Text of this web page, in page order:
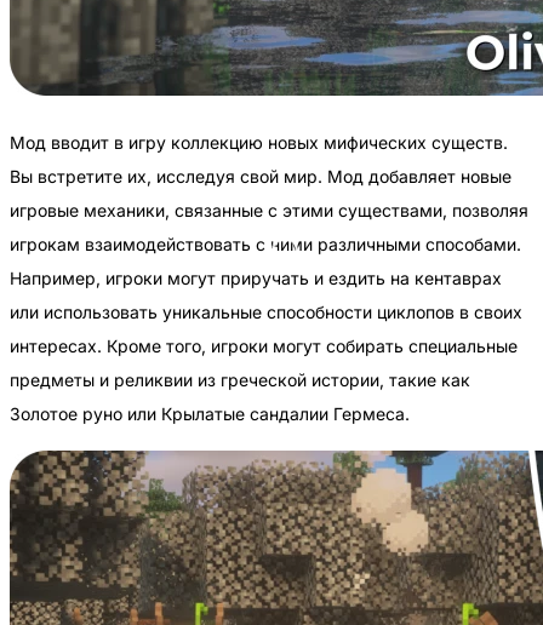
Мод вводит в игру коллекцию новых мифических существ.
Вы встретите их, исследуя свой мир. Мод добавляет новые
игровые механики, связанные с этими существами, позволяя
игрокам взаимодействовать с ними различными способами.
Например, игроки могут приручать и ездить на кентаврах
или использовать уникальные способности циклопов в своих
интересах. Кроме того, игроки могут собирать специальные
предметы и реликвии из греческой истории, такие как
Золотое руно или Крылатые сандалии Гермеса.